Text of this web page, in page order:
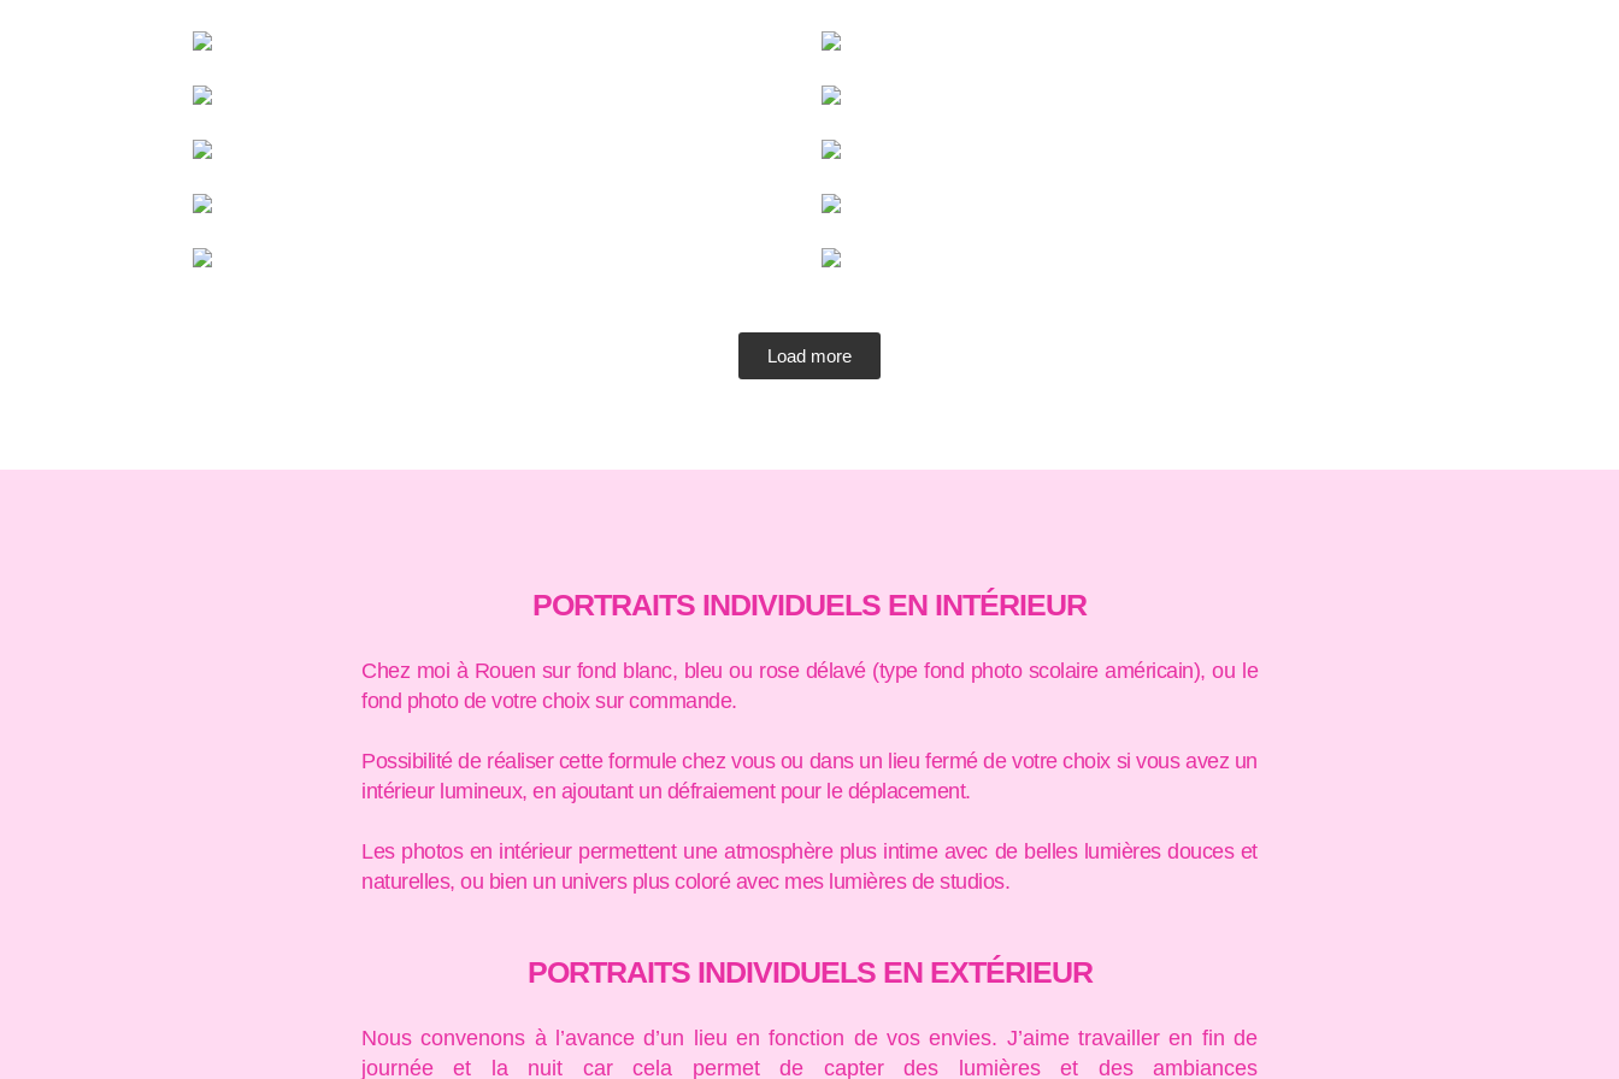
Load more
PORTRAITS INDIVIDUELS EN INTÉRIEUR
Chez moi à Rouen sur fond blanc, bleu ou rose délavé (type fond photo scolaire américain), ou le
fond photo de votre choix sur commande.
Possibilité de réaliser cette formule chez vous ou dans un lieu fermé de votre choix si vous avez un
intérieur lumineux, en ajoutant un défraiement pour le déplacement.
Les photos en intérieur permettent une atmosphère plus intime avec de belles lumières douces et
naturelles, ou bien un univers plus coloré avec mes lumières de studios.
PORTRAITS INDIVIDUELS EN EXTÉRIEUR
Nous convenons à l’avance d’un lieu en fonction de vos envies. J’aime travailler en fin de
journée et la nuit car cela permet de capter des lumières et des ambiances